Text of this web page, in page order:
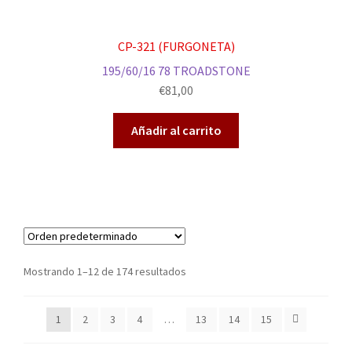
CP-321 (FURGONETA)
195/60/16 78 TROADSTONE
€81,00
Añadir al carrito
Mostrando 1–12 de 174 resultados
1 2 3 4 … 13 14 15